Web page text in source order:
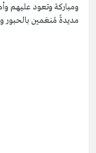
ومباركة وتعود عليهم
مديدةً مُنعَمين بالحبور